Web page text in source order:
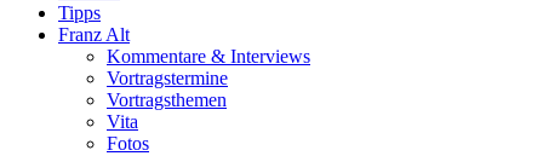
Tipps
Franz Alt
Kommentare & Interviews
Vortragstermine
Vortragsthemen
Vita
Fotos